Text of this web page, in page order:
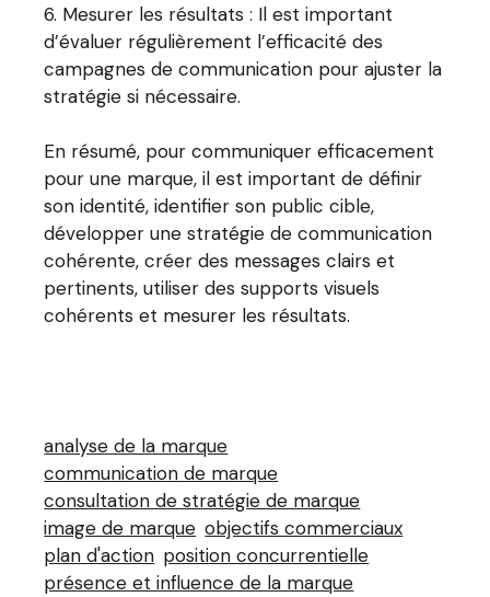
Mesurer les résultats : Il est important
d’évaluer régulièrement l’efficacité des
campagnes de communication pour ajuster la
stratégie si nécessaire.
En résumé, pour communiquer efficacement
pour une marque, il est important de définir
son identité, identifier son public cible,
développer une stratégie de communication
cohérente, créer des messages clairs et
pertinents, utiliser des supports visuels
cohérents et mesurer les résultats.
analyse de la marque
communication de marque
consultation de stratégie de marque
image de marque objectifs commerciaux
plan d'action position concurrentielle
présence et influence de la marque